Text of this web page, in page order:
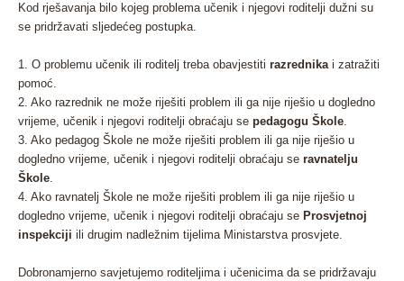
Kod rješavanja bilo kojeg problema učenik i njegovi roditelji dužni su
se pridržavati sljedećeg postupka.
1. O problemu učenik ili roditelj treba obavjestiti razrednika i zatražiti
pomoć.
2. Ako razrednik ne može riješiti problem ili ga nije riješio u dogledno
vrijeme, učenik i njegovi roditelji obraćaju se pedagogu Škole.
3. Ako pedagog Škole ne može riješiti problem ili ga nije riješio u
dogledno vrijeme, učenik i njegovi roditelji obraćaju se ravnatelju
Škole.
4. Ako ravnatelj Škole ne može riješiti problem ili ga nije riješio u
dogledno vrijeme, učenik i njegovi roditelji obraćaju se Prosvjetnoj
inspekciji ili drugim nadležnim tijelima Ministarstva prosvjete.
Dobronamjerno savjetujemo roditeljima i učenicima da se pridržavaju